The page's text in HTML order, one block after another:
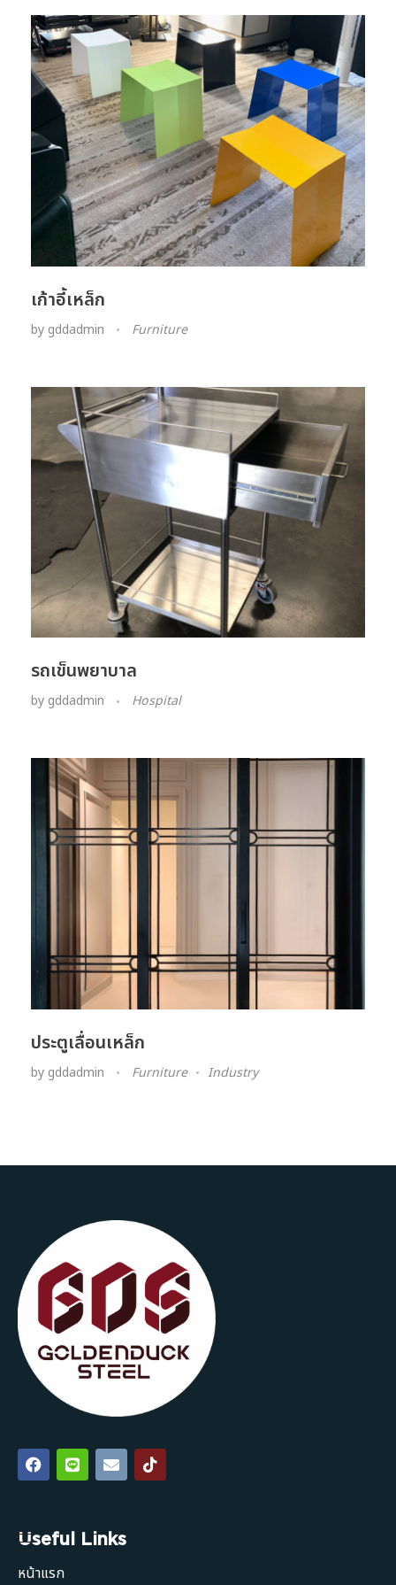
เก้าอี้เหล็ก
by gddadmin Furniture
รถเข็นพยาบาล
by gddadmin Hospital
ประตูเลื่อนเหล็ก​
by gddadmin Furniture Industry
Useful Links
หน้าแรก